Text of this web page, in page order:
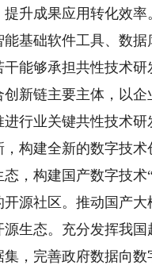
成果应用转化效率
基础软件工具、数
能够承担共性技术
新链主要主体，以
行业关键共性技术
构建全新的数字技术
构建国产数字技术
源社区。推动国产
生态。充分发挥我
，完善政府数据向